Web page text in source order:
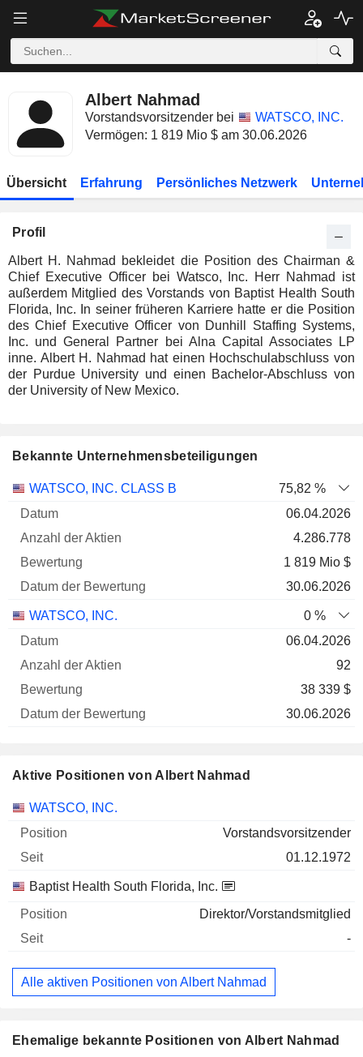
Albert Nahmad
Vorstandsvorsitzender bei
WATSCO, INC.
Vermögen: 1 819 Mio $ am 30.06.2026
Übersicht Erfahrung Persönliches Netzwerk
Profil
Albert H. Nahmad bekleidet die Position des Chairman &
Chief Executive Officer bei Watsco, Inc. Herr Nahmad ist
außerdem Mitglied des Vorstands von Baptist Health South
Florida, Inc. In seiner früheren Karriere hatte er die Position
des Chief Executive Officer von Dunhill Staffing Systems,
Inc. und General Partner bei Alna Capital Associates LP
inne. Albert H. Nahmad hat einen Hochschulabschluss von
der Purdue University und einen Bachelor-Abschluss von
der University of New Mexico.
Bekannte Unternehmensbeteiligungen
Unternehmen
Anzahl
Bewertung
WATSCO, INC. CLASS B
75,82 %
06.04.2026
4.286.778
1 819 Mio $
30.06.2026
WATSCO, INC.
0 %
06.04.2026
92
38 339 $
30.06.2026
Aktive Positionen von Albert Nahmad
Unternehmen Position
WATSCO, INC.
Vorstandsvorsitzender
01.12.1972
Baptist Health South Florida, Inc.
Direktor/Vorstandsmitglied
-
Alle aktiven Positionen von Albert Nahmad
Ehemalige bekannte Positionen von Albert Nahmad